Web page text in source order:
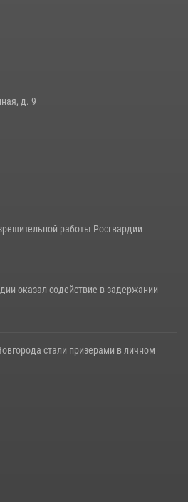
сотрудников
полугодие 2026 года
д. 9
работы Росгвардии
оказал содействие в задержании
стали призерами в личном